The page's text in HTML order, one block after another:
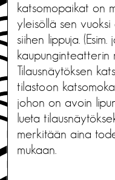
katsomopaikat on
yleisöllä sen
siihen lippuja.
kaupunginteatterin
Tilausnäytöksen
tilastoon
johon on avoin
lueta
merkitään aina
mukaan.